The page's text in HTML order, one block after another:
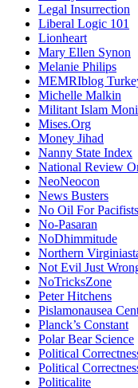
Legal Insurrection
Liberal Logic 101
Lionheart
Mary Ellen Synon
Melanie Philips
MEMRIblog
Michelle Malkin
Militant Islam
Mises.Org
Money Jihad
Nanny State Index
National Review
NeoNeocon
News Busters
No Oil For Pacifists
No-Pasaran
NoDhimmitude
Northern
Not Evil Just
NoTricksZone
Peter Hitchens
Pislamonausea
Planck’s Constant
Polar Bear Science
Political
Political
Politicalite